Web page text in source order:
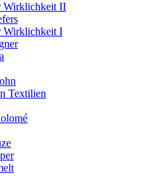
Wirklichkeit II
Wirklichkeit I
Textilien